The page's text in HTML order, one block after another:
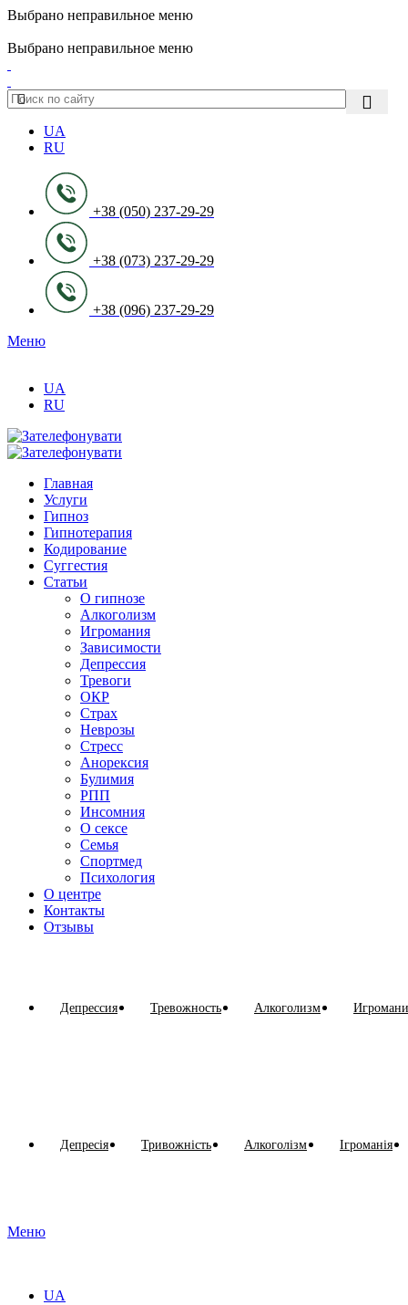
Выбрано неправильное меню
Выбрано неправильное меню
UA
RU
+38 (050) 237-29-29
+38 (073) 237-29-29
+38 (096) 237-29-29
Меню
UA
RU
Главная
Услуги
Гипноз
Гипнотерапия
Кодирование
Суггестия
Статьи
О гипнозе
Алкоголизм
Игромания
Зависимости
Депрессия
Тревоги
ОКР
Страх
Неврозы
Стресс
Анорексия
Булимия
РПП
Инсомния
О сексе
Семья
Спортмед
Психология
О центре
Контакты
Отзывы
Депрессия Тревожность Алкоголизм
Депресія Тривожність Алкоголізм Ігроманія
Меню
UA